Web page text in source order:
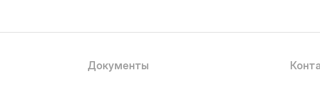
Документы